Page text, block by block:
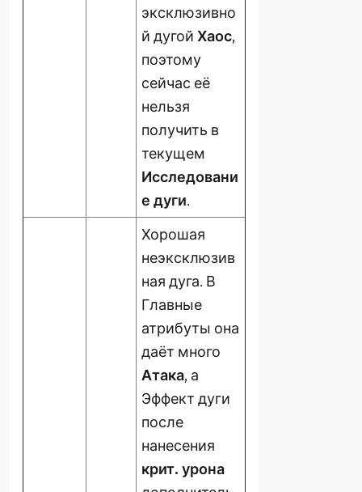
эксклюзивно
й дугойХаос,
поэтому
сейчас её
нельзя
получить в
текущем
Исследовани
е дуги.
Хорошая
неэксклюзив
ная дуга. В
Главные
атрибуты она
даёт много
Атака, а
Эффект дуги
после
нанесения
крит. урона